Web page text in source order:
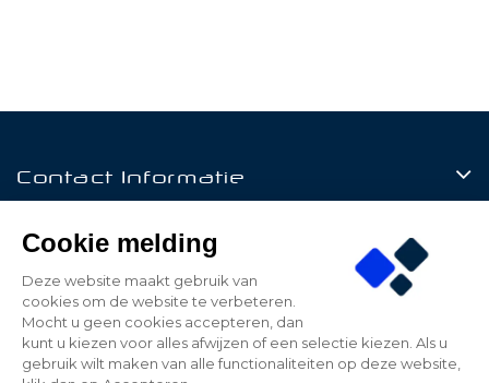
Contact Informatie
Mijn Account
Cookie melding
Deze website maakt gebruik van
cookies om de website te verbeteren.
Mocht u geen cookies accepteren, dan
kunt u kiezen voor alles afwijzen of een selectie kiezen. Als u
gebruik wilt maken van alle functionaliteiten op deze website,